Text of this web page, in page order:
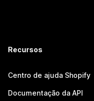
Recursos
Centro de ajuda Shopify
Documentação da API